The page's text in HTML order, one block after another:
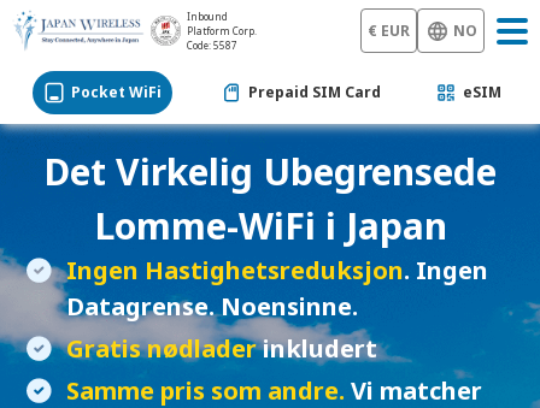
Inbound
Platform Corp.
Code: 5587
€ EUR NO
Pocket WiFi Prepaid SIM Card eSIM
Det Virkelig Ubegrensede
Lomme-WiFi i Japan
Ingen Hastighetsreduksjon. Ingen
Datagrense. Noensinne.
Gratis nødladerinkludert
Samme pris som andre. Vi matcher